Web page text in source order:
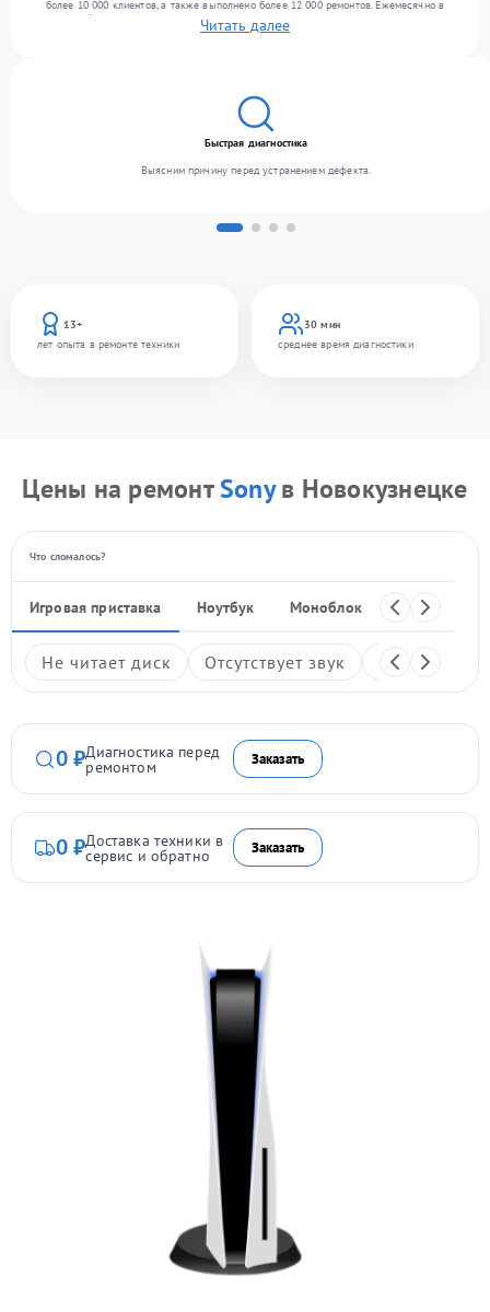
более 10 000 клиентов, а также выполнено более 12 000 ремонтов. Ежемесячно в
сервисный центр поступает свыше 300 единиц техники, включая , , . Мы беремся за
задачи любой сложности и предлагаем стабильный уровень сервиса благодаря опыту
Читать далее
13+
лет опыта в ремонте техники
30 мин
среднее время диагностики
Быстрая диагностика
Выясним причину перед устранением дефекта.
Цены на ремонтSonyв Новокузнецке
Что сломалось?
Игровая приставка Ноутбук Моноблок Телефон
Не читает диск Отсутствует звук Не
0 ₽Диагностика перед
ремонтом Заказать
0 ₽Доставка техники в
сервис и обратно Заказать